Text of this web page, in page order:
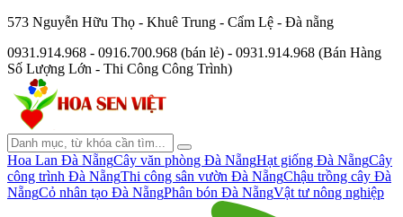
573 Nguyễn Hữu Thọ - Khuê Trung - Cẩm Lệ - Đà nẵng
0931.914.968 - 0916.700.968 (bán lẻ) - 0931.914.968 (Bán Hàng
Số Lượng Lớn - Thi Công Công Trình)
Hoa Lan Đà NẵngCây văn phòng Đà NẵngHạt giống Đà NẵngCây
công trình Đà NẵngThi công sân vườn Đà NẵngChậu trồng cây Đà
NẵngCỏ nhân tạo Đà NẵngPhân bón Đà NẵngVật tư nông nghiệp